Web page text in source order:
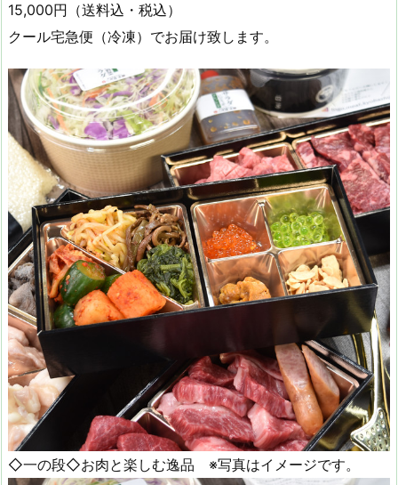
15,000円（送料込・税込）
クール宅急便（冷凍）でお届け致します。
◇一の段◇お肉と楽しむ逸品 ※写真はイメージです。